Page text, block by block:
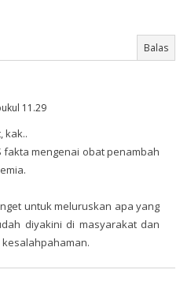
Balas
11.29
kak..
fakta mengenai obat penambah
untuk meluruskan apa yang
diyakini di masyarakat dan